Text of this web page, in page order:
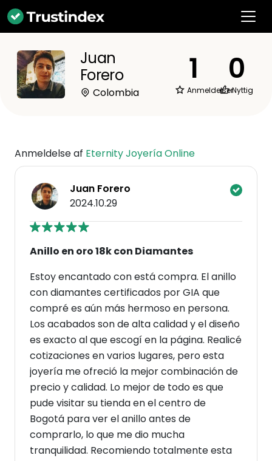
Juan
Forero
Colombia
1
Anmeldelser
0
Nyttig
Anmeldelse af Eternity Joyería Online
Juan Forero
2024.10.29
Anillo en oro 18k con Diamantes
Estoy encantado con está compra. El anillo
con diamantes certificados por GIA que
compré es aún más hermoso en persona.
Los acabados son de alta calidad y el diseño
es exacto al que escogí en la página. Realicé
cotizaciones en varios lugares, pero esta
joyería me ofreció la mejor combinación de
precio y calidad. Lo mejor de todo es que
pude visitar su tienda en el centro de
Bogotá para ver el anillo antes de
comprarlo, lo que me dio mucha
tranquilidad. Recomiendo totalmente esta